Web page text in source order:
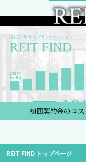
初回契約金のコ
REIT FIND トップページ